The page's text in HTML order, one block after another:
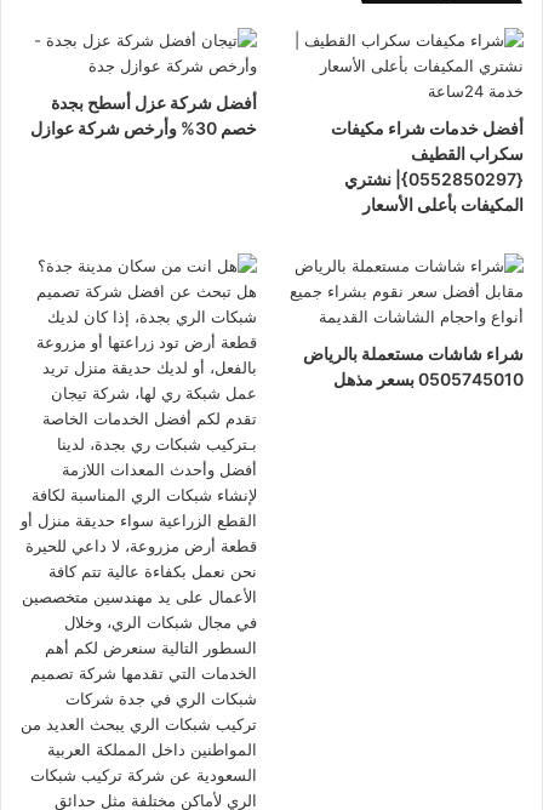
أفضل خدمات شراء مكيفات
سكراب القطيف
{0552850297}| نشتري
المكيفات بأعلى الأسعار
أفضل شركة عزل أسطح بجدة
خصم 30% وأرخص شركة عوازل
شراء شاشات مستعملة بالرياض
0505745010 بسعر مذهل